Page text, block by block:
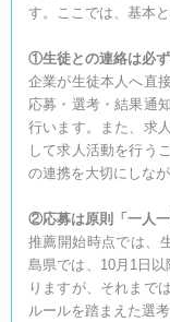
す。ここでは、基本
①生徒との連絡は必
企業が生徒本人へ直
応募・選考・結果通
行います。また、求
して求人活動を行う
の連携を大切にしな
②応募は原則「一人一
推薦開始時点では、
島県では、10月1日
りますが、それまで
ルールを踏まえた選